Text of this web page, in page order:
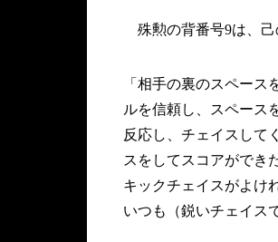
殊勲の背番号9は、己
「相手の裏のスペー
ルを信頼し、スペース
反応し、チェイスして
スをしてスコアができ
キックチェイスがよけ
いつも（鋭いチェイス